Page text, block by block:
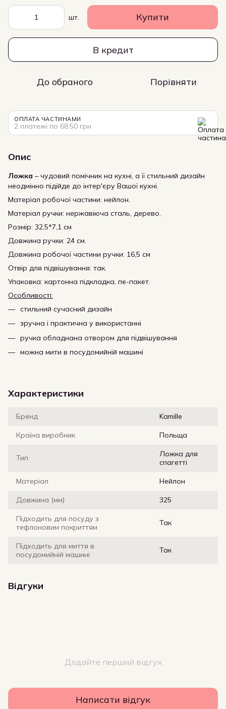
шт. Купити
В кредит
До обраного Порівняти
ОПЛАТА ЧАСТИНАМИ
2 платежі по 68.50 грн
Опис
Ложка – чудовий помічник на кухні, а її стильний дизайн
неодмінно підійде до інтер'єру Вашої кухні.
Матеріал робочої частини: нейлон.
Матеріал ручки: нержавіюча сталь, дерево.
Розмір: 32,5*7,1 см
Довжина ручки: 24 см.
Довжина робочої частини ручки: 16,5 см
Отвір для підвішування: так.
Упаковка: картонна підкладка, пе-пакет.
Особливості:
стильний сучасний дизайн
зручна і практична у використанні
ручка обладнана отвором для підвішування
можна мити в посудомийній машині
Характеристики
Бренд Kamille
Країна виробник Польща
Тип
Ложка для
спагетті
Матеріал Нейлон
Довжина (мм) 325
Підходить для посуду з
тефлоновим покриттям
Так
Підходить для миття в
посудомийній машині
Так
Відгуки
Додайте перший відгук
Написати відгук